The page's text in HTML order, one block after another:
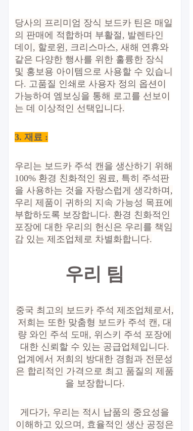
당사의 프리미엄 장식 보드카 틴은 매일
의 판매에 적합하며 부활절, 발렌타인
데이, 할로윈, 크리스마스, 새해 연휴와
같은 다양한 행사를 위한 훌륭한 장식
및 홍보용 아이템으로 사용할 수 있습니
다. 고품질 인쇄로 사용자 정의 옵션이
가능하여 엠보싱을 통해 로고를 선보이
는 데 이상적인 선택입니다.
3. 재료 :
우리는 보드카 주석 캔을 생산하기 위해
100% 환경 친화적인 원료, 특히 주석판
을 사용하는 것을 자랑스럽게 생각하며,
우리 제품이 귀하의 지속 가능성 목표에
부합하도록 보장합니다. 환경 친화적인
포장에 대한 우리의 헌신은 우리를 책임
감 있는 제조업체로 차별화합니다.
우리 팀
중국 최고의 보드카 주석 제조업체로서,
저희는 또한 맞춤형 보드카 주석 캔, 대
량 와인 주석 도매, 위스키 주석 포장에
대한 신뢰할 수 있는 공급업체입니다.
업계에서 저희의 방대한 경험과 전문성
은 합리적인 가격으로 최고 품질의 제품
을 보장합니다.
게다가, 우리는 적시 납품의 중요성을
이해하고 있으며, 효율적인 생산 공정은